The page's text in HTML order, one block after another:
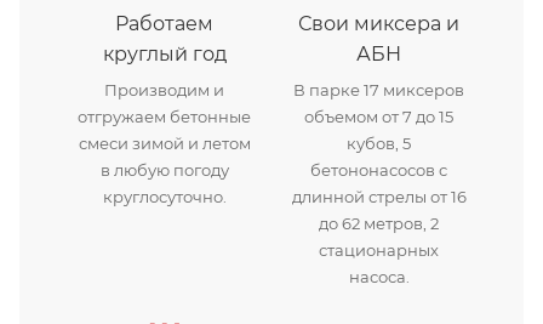
Работаем
круглый год
Производим и
отгружаем бетонные
смеси зимой и летом
в любую погоду
круглосуточно.
Свои миксера и
АБН
В парке 17 миксеров
объемом от 7 до 15
кубов, 5
бетононасосов с
длинной стрелы от 16
до 62 метров, 2
стационарных
насоса.